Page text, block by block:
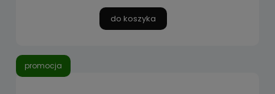
do koszyka
promocja